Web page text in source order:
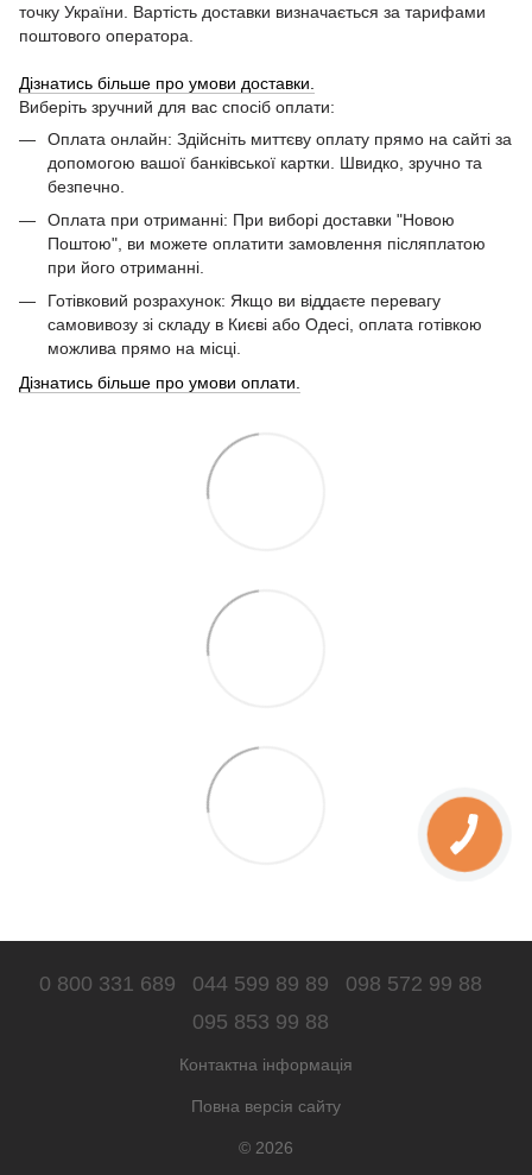
точку України. Вартість доставки визначається за тарифами
поштового оператора.
Дізнатись більше про умови доставки.
Виберіть зручний для вас спосіб оплати:
Оплата онлайн: Здійсніть миттєву оплату прямо на сайті за
допомогою вашої банківської картки. Швидко, зручно та
безпечно.
Оплата при отриманні: При виборі доставки "Новою
Поштою", ви можете оплатити замовлення післяплатою
при його отриманні.
Готівковий розрахунок: Якщо ви віддаєте перевагу
самовивозу зі складу в Києві або Одесі, оплата готівкою
можлива прямо на місці.
Дізнатись більше про умови оплати.
0 800 331 689 044 599 89 89
098 572 99 88
095 853 99 88
Контактна інформація
Повна версія сайту
© 2026